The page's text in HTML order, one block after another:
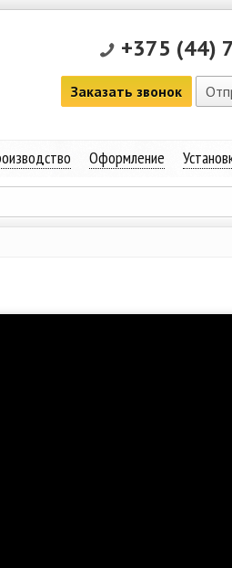
+375 (44)
Заказать звонок
Оформление